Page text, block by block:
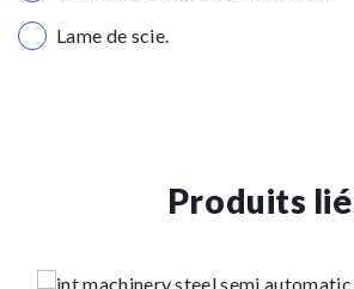
Lame de scie.
Produits